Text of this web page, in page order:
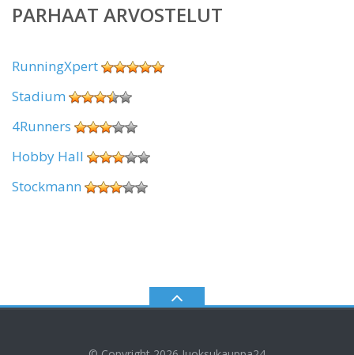
PARHAAT ARVOSTELUT
RunningXpert
Stadium
4Runners
Hobby Hall
Stockmann